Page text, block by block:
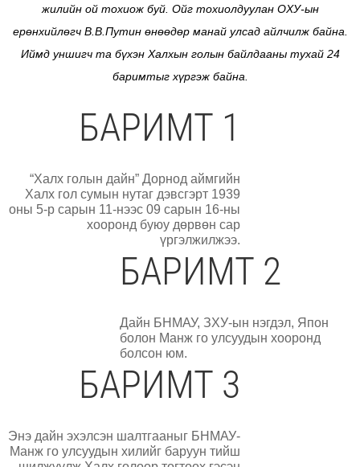
жилийн ой тохиож буй. Ойг тохиолдуулан ОХУ-ын
ерөнхийлөгч В.В.Путин өнөөдөр манай улсад айлчилж байна.
Иймд уншигч та бүхэн Халхын голын байлдааны тухай 24
баримтыг хүргэж байна.
БАРИМТ 1
“Халх голын дайн” Дорнод аймгийн
Халх гол сумын нутаг дэвсгэрт 1939
оны 5-р сарын 11-нээс 09 сарын 16-ны
хооронд буюу дөрвөн сар
үргэлжилжээ.
БАРИМТ 2
Дайн БНМАУ, ЗХУ-ын нэгдэл, Япон
болон Манж го улсуудын хооронд
болсон юм.
БАРИМТ 3
Энэ дайн эхэлсэн шалтгааныг БНМАУ-
Манж го улсуудын хилийг баруун тийш